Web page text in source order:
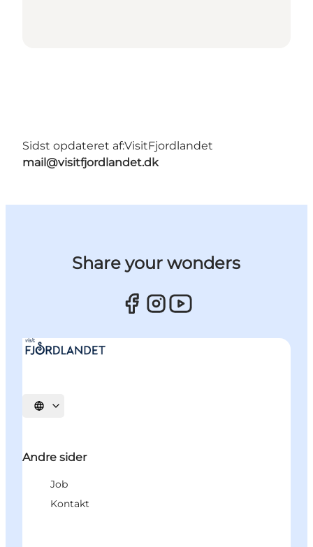
Sidst opdateret af:VisitFjordlandet
mail@visitfjordlandet.dk
Share your wonders
Vælg sprog
Andre sider
Job
Kontakt